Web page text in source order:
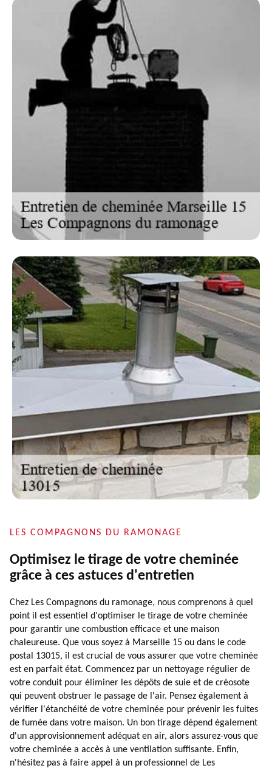
LES COMPAGNONS DU RAMONAGE
Optimisez le tirage de votre cheminée
grâce à ces astuces d'entretien
Chez Les Compagnons du ramonage, nous comprenons à quel
point il est essentiel d'optimiser le tirage de votre cheminée
pour garantir une combustion efficace et une maison
chaleureuse. Que vous soyez à Marseille 15 ou dans le code
postal 13015, il est crucial de vous assurer que votre cheminée
est en parfait état. Commencez par un nettoyage régulier de
votre conduit pour éliminer les dépôts de suie et de créosote
qui peuvent obstruer le passage de l'air. Pensez également à
vérifier l'étanchéité de votre cheminée pour prévenir les fuites
de fumée dans votre maison. Un bon tirage dépend également
d'un approvisionnement adéquat en air, alors assurez-vous que
votre cheminée a accès à une ventilation suffisante. Enfin,
n'hésitez pas à faire appel à un professionnel de Les